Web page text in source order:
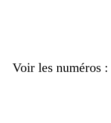
Voir les numéros :